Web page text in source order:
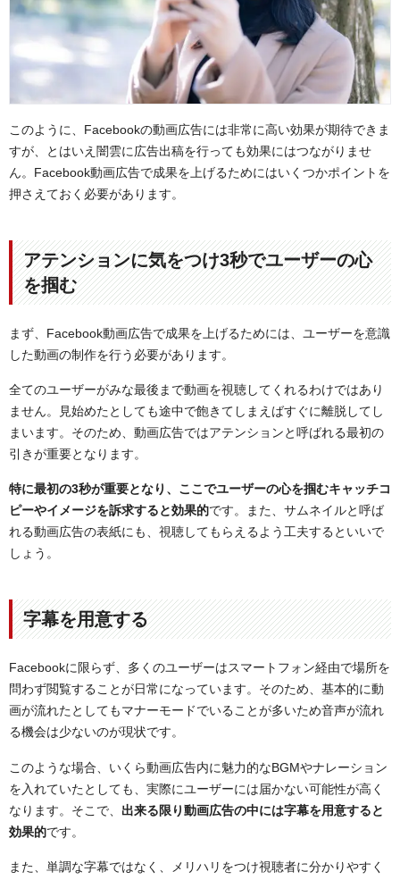
このように、Facebookの動画広告には非常に高い効果が期待できま
すが、とはいえ闇雲に広告出稿を行っても効果にはつながりませ
ん。Facebook動画広告で成果を上げるためにはいくつかポイントを
押さえておく必要があります。
アテンションに気をつけ3秒でユーザーの心
を掴む
まず、Facebook動画広告で成果を上げるためには、ユーザーを意識
した動画の制作を行う必要があります。
全てのユーザーがみな最後まで動画を視聴してくれるわけではあり
ません。見始めたとしても途中で飽きてしまえばすぐに離脱してし
まいます。そのため、動画広告ではアテンションと呼ばれる最初の
引きが重要となります。
特に最初の3秒が重要となり、ここでユーザーの心を掴むキャッチコ
ピーやイメージを訴求すると効果的です。また、サムネイルと呼ば
れる動画広告の表紙にも、視聴してもらえるよう工夫するといいで
しょう。
字幕を用意する
Facebookに限らず、多くのユーザーはスマートフォン経由で場所を
問わず閲覧することが日常になっています。そのため、基本的に動
画が流れたとしてもマナーモードでいることが多いため音声が流れ
る機会は少ないのが現状です。
このような場合、いくら動画広告内に魅力的なBGMやナレーション
を入れていたとしても、実際にユーザーには届かない可能性が高く
なります。そこで、 出来る限り動画広告の中には字幕を用意すると
効果的です。
また、単調な字幕ではなく、メリハリをつけ視聴者に分かりやすく